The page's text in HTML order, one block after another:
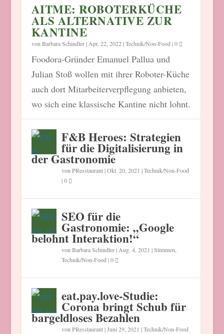
AITME: ROBOTERKÜCHE
ALS ALTERNATIVE ZUR
KANTINE
von Barbara Schindler| Apr. 22, 2022|Technik/Non-Food |0
Foodora-Gründer Emanuel Pallua und
Julian Stoß wollen mit ihrer Roboter-Küche
auch dort Mitarbeiterverpflegung anbieten,
wo sich eine klassische Kantine nicht lohnt.
F&B Heroes: Strategien
für die Digitalisierung in
der Gastronomie
von PResstaurant|Okt. 20, 2021 |Technik/Non-Food
|0
SEO für die
Gastronomie: „Google
belohnt Interaktion!“
von Barbara Schindler| Aug. 4, 2021 |Stimmen
Technik/Non-Food |0
eat.pay.love-Studie:
Corona bringt Schub für
bargeldloses Bezahlen
von PResstaurant|Juni 29, 2021 |Technik/Non-Food